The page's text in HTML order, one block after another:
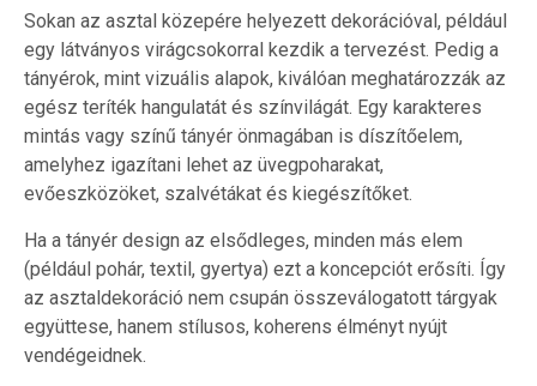
Sokan az asztal közepére helyezett dekorációval, például
egy látványos virágcsokorral kezdik a tervezést. Pedig a
tányérok, mint vizuális alapok, kiválóan meghatározzák az
egész teríték hangulatát és színvilágát. Egy karakteres
mintás vagy színű tányér önmagában is díszítőelem,
amelyhez igazítani lehet az üvegpoharakat,
evőeszközöket, szalvétákat és kiegészítőket.
Ha a tányér design az elsődleges, minden más elem
(például pohár, textil, gyertya) ezt a koncepciót erősíti. Így
az asztaldekoráció nem csupán összeválogatott tárgyak
együttese, hanem stílusos, koherens élményt nyújt
vendégeidnek.